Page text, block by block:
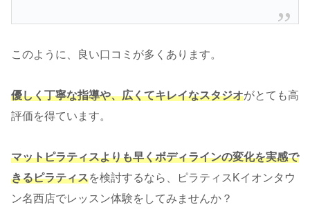
このように、良い口コミが多くあります。
優しく丁寧な指導や、広くてキレイなスタジオがとても高
評価を得ています。
マットピラティスよりも早くボディラインの変化を実感で
きるピラティスを検討するなら、ピラティスKイオンタウ
ン名西店でレッスン体験をしてみませんか？